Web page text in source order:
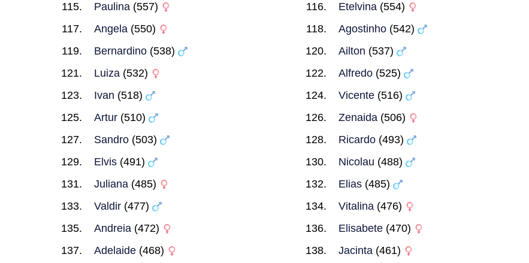
Paulina (557) Etelvina(554)
Angela (550) Agostinho(542)
Bernardino (538) Ailton (537)
Luiza (532) Alfredo(525)
Ivan (518) Vicente(516)
Artur (510) Zenaida(506)
Sandro (503) Ricardo(493)
Elvis (491) Nicolau (488)
Juliana (485) Elias(485)
Valdir (477) Vitalina(476)
Andreia (472) Elisabete(470)
Adelaide (468) Jacinta(461)